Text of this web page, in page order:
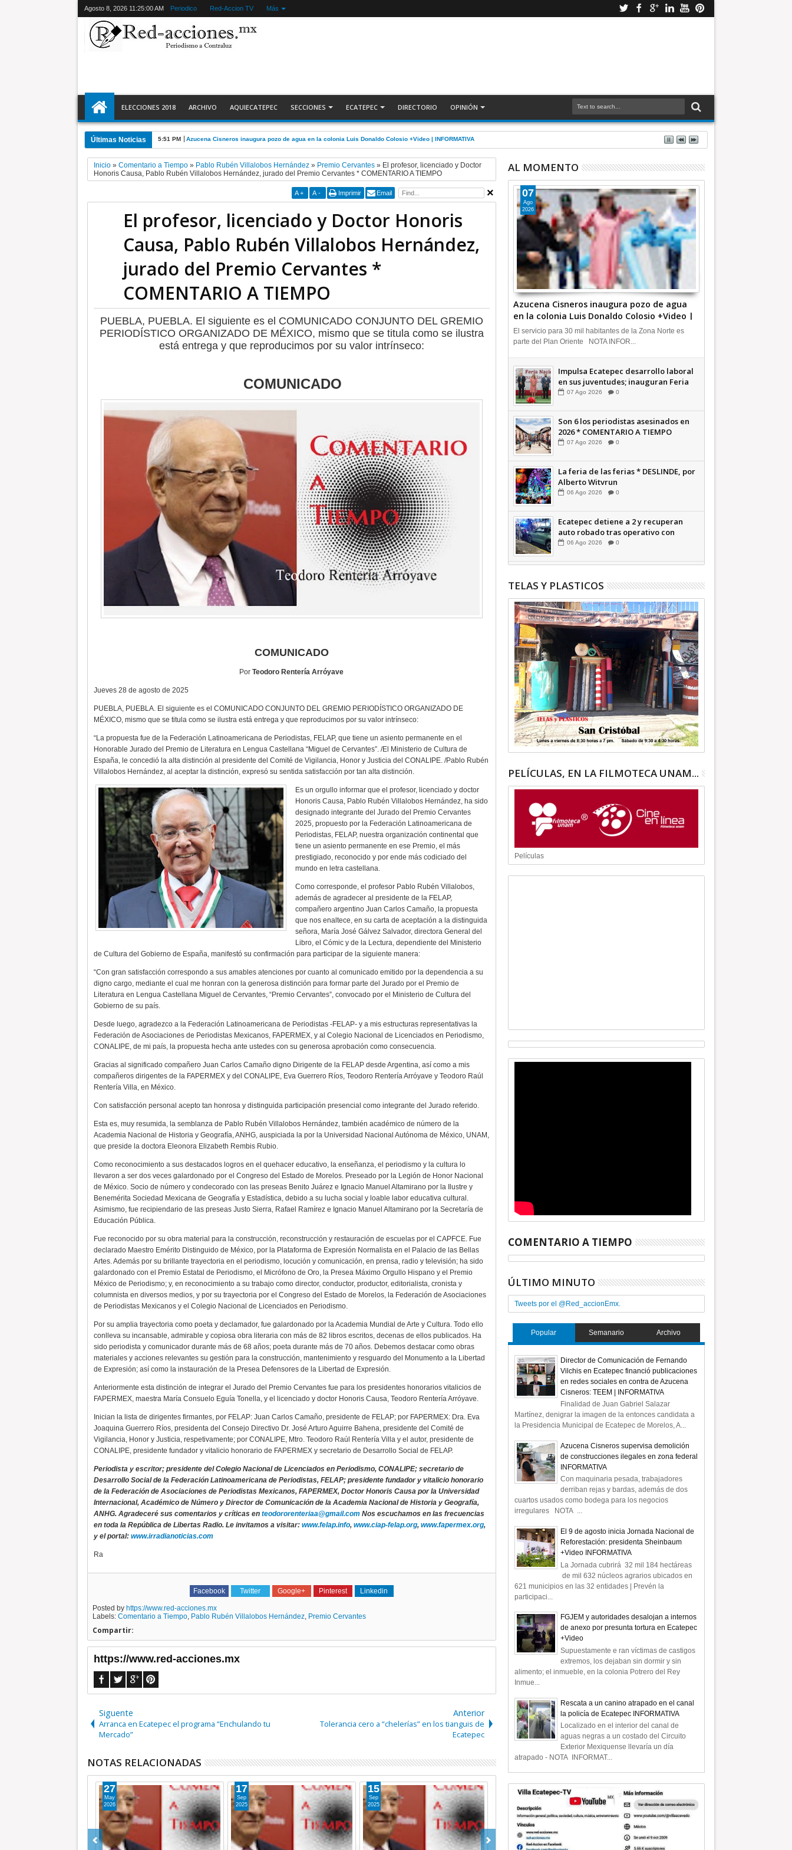
Agosto 8, 2026 11:25:01 AM Periodico Red-Accion TV Más
ELECCIONES 2018 ARCHIVO AQUIECATEPEC SECCIONES ECATEPEC DIRECTORIO OPINIÓN
Últimas Noticias 5:51 PM Azucena Cisneros inaugura pozo de agua en la colonia Luis Donaldo Colosio +Video | INFORMATIVA
Inicio» Comentario a Tiempo» Pablo Rubén Villalobos Hernández» Premio Cervantes» El profesor, licenciado y Doctor
Honoris Causa, Pablo Rubén Villalobos Hernández, jurado del Premio Cervantes * COMENTARIO A TIEMPO
A + A - Imprimir Email
El profesor, licenciado y Doctor Honoris
Causa, Pablo Rubén Villalobos Hernández,
jurado del Premio Cervantes *
COMENTARIO A TIEMPO
PUEBLA, PUEBLA. El siguiente es el COMUNICADO CONJUNTO DEL GREMIO
PERIODÍSTICO ORGANIZADO DE MÉXICO, mismo que se titula como se ilustra
está entrega y que reproducimos por su valor intrínseco:
COMUNICADO
COMUNICADO
PorTeodoro Rentería Arróyave
Jueves 28 de agosto de 2025
PUEBLA, PUEBLA. El siguiente es el COMUNICADO CONJUNTO DEL GREMIO PERIODÍSTICO ORGANIZADO DE
MÉXICO, mismo que se titula como se ilustra está entrega y que reproducimos por su valor intrínseco:
“La propuesta fue de la Federación Latinoamericana de Periodistas, FELAP, que tiene un asiento permanente en el
Honorable Jurado del Premio de Literatura en Lengua Castellana “Miguel de Cervantes”. /El Ministerio de Cultura de
España, le concedió la alta distinción al presidente del Comité de Vigilancia, Honor y Justicia del CONALIPE. /Pablo Rubén
Villalobos Hernández, al aceptar la distinción, expresó su sentida satisfacción por tan alta distinción.
Es un orgullo informar que el profesor, licenciado y doctor
Honoris Causa, Pablo Rubén Villalobos Hernández, ha sido
designado integrante del Jurado del Premio Cervantes
2025, propuesto por la Federación Latinoamericana de
Periodistas, FELAP, nuestra organización continental que
tiene un asiento permanente en ese Premio, el más
prestigiado, reconocido y por ende más codiciado del
mundo en letra castellana.
Como corresponde, el profesor Pablo Rubén Villalobos,
además de agradecer al presidente de la FELAP,
compañero argentino Juan Carlos Camaño, la propuesta
que nos enaltece, en su carta de aceptación a la distinguida
señora, María José Gálvez Salvador, directora General del
Libro, el Cómic y de la Lectura, dependiente del Ministerio
de Cultura del Gobierno de España, manifestó su confirmación para participar de la siguiente manera:
“Con gran satisfacción correspondo a sus amables atenciones por cuanto al comunicado emitido por la dependencia a su
digno cargo, mediante el cual me honran con la generosa distinción para formar parte del Jurado por el Premio de
Literatura en Lengua Castellana Miguel de Cervantes, “Premio Cervantes”, convocado por el Ministerio de Cultura del
Gobierno de su país.
Desde luego, agradezco a la Federación Latinoamericana de Periodistas -FELAP- y a mis estructuras representativas la
Federación de Asociaciones de Periodistas Mexicanos, FAPERMEX, y al Colegio Nacional de Licenciados en Periodismo,
CONALIPE, de mi país, la propuesta hecha ante ustedes con su generosa aprobación como consecuencia.
Gracias al significado compañero Juan Carlos Camaño digno Dirigente de la FELAP desde Argentina, así como a mis
compañeros dirigentes de la FAPERMEX y del CONALIPE, Eva Guerrero Ríos, Teodoro Rentería Arróyave y Teodoro Raúl
Rentería Villa, en México.
Con satisfacción personal acepto tan honrosa y distinguida participación presencial como integrante del Jurado referido.
Esta es, muy resumida, la semblanza de Pablo Rubén Villalobos Hernández, también académico de número de la
Academia Nacional de Historia y Geografía, ANHG, auspiciada la por la Universidad Nacional Autónoma de México, UNAM,
que preside la doctora Eleonora Elizabeth Rembis Rubio.
Como reconocimiento a sus destacados logros en el quehacer educativo, la enseñanza, el periodismo y la cultura lo
llevaron a ser dos veces galardonado por el Congreso del Estado de Morelos. Preseado por la Legión de Honor Nacional
de México. Socio de número y condecorado con las preseas Benito Juárez e Ignacio Manuel Altamirano por la Ilustre y
Benemérita Sociedad Mexicana de Geografía y Estadística, debido a su lucha social y loable labor educativa cultural.
Asimismo, fue recipiendario de las preseas Justo Sierra, Rafael Ramírez e Ignacio Manuel Altamirano por la Secretaría de
Educación Pública.
Fue reconocido por su obra material para la construcción, reconstrucción y restauración de escuelas por el CAPFCE. Fue
declarado Maestro Emérito Distinguido de México, por la Plataforma de Expresión Normalista en el Palacio de las Bellas
Artes. Además por su brillante trayectoria en el periodismo, locución y comunicación, en prensa, radio y televisión; ha sido
galardonado con el Premio Estatal de Periodismo, el Micrófono de Oro, la Presea Máximo Orgullo Hispano y el Premio
México de Periodismo; y, en reconocimiento a su trabajo como director, conductor, productor, editorialista, cronista y
columnista en diversos medios, y por su trayectoria por el Congreso del Estado de Morelos, la Federación de Asociaciones
de Periodistas Mexicanos y el Colegio Nacional de Licenciados en Periodismo.
Por su amplia trayectoria como poeta y declamador, fue galardonado por la Academia Mundial de Arte y Cultura. Todo ello
conlleva su incansable, admirable y copiosa obra literaria con más de 82 libros escritos, decenas de ellos publicados. Ha
sido periodista y comunicador durante más de 68 años; poeta durante más de 70 años. Debemos destacar como obras
materiales y acciones relevantes su gestión para la construcción, mantenimiento y resguardo del Monumento a la Libertad
de Expresión; así como la instauración de la Presea Defensores de la Libertad de Expresión.
Anteriormente esta distinción de integrar el Jurado del Premio Cervantes fue para los presidentes honorarios vitalicios de
FAPERMEX, maestra María Consuelo Eguía Tonella, y el licenciado y doctor Honoris Causa, Teodoro Rentería Arróyave.
Inician la lista de dirigentes firmantes, por FELAP: Juan Carlos Camaño, presidente de FELAP; por FAPERMEX: Dra. Eva
Joaquina Guerrero Ríos, presidenta del Consejo Directivo Dr. José Arturo Aguirre Bahena, presidente del Comité de
Vigilancia, Honor y Justicia, respetivamente; por CONALIPE, Mtro. Teodoro Raúl Rentería Villa y el autor, presidente de
CONALIPE, presidente fundador y vitalicio honorario de FAPERMEX y secretario de Desarrollo Social de FELAP.
Periodista y escritor; presidente del Colegio Nacional de Licenciados en Periodismo, CONALIPE; secretario de
Desarrollo Social de la Federación Latinoamericana de Periodistas, FELAP; presidente fundador y vitalicio honorario
de la Federación de Asociaciones de Periodistas Mexicanos, FAPERMEX, Doctor Honoris Causa por la Universidad
Internacional, Académico de Número y Director de Comunicación de la Academia Nacional de Historia y Geografía,
ANHG. Agradeceré sus comentarios y críticas en teodororenteriaa@gmail.comNos escuchamos en las frecuencias
en toda la República de Libertas Radio. Le invitamos a visitar: www.felap.info, www.ciap-felap.org, www.fapermex.org,
y el portal: www.irradianoticias.com
Ra
Facebook Twitter Google+ Pinterest Linkedin
Posted by https://www.red-acciones.mx
Labels: Comentario a Tiempo, Pablo Rubén Villalobos Hernández, Premio Cervantes
Compartir:
https://www.red-acciones.mx
Siguente
Arranca en Ecatepec el programa “Enchulando tu
Mercado”
Anterior
Tolerancia cero a “chelerías” en los tianguis de
Ecatepec
NOTAS RELACIONADAS
15
Sep
2025
12
Sep
2025
11
Sep
2025
AL MOMENTO
Azucena Cisneros inaugura pozo de agua
en la colonia Luis Donaldo Colosio +Video |
INFORMATIVA
07
Ago
2026
El servicio para 30 mil habitantes de la Zona Norte es
parte del Plan Oriente NOTA INFOR...
Impulsa Ecatepec desarrollo laboral
en sus juventudes; inauguran Feria
de Empleo y Emprendedores 2026
07 Ago 2026 0
Son 6 los periodistas asesinados en
2026 * COMENTARIO A TIEMPO
07 Ago 2026 0
La feria de las ferias * DESLINDE, por
Alberto Witvrun
06 Ago 2026 0
Ecatepec detiene a 2 y recuperan
auto robado tras operativo con
Tecámac +Video | INFORMATIVA
06 Ago 2026 0
TELAS Y PLASTICOS
PELÍCULAS, EN LA FILMOTECA UNAM...
Películas
COMENTARIO A TIEMPO
ÚLTIMO MINUTO
Tweets por el @Red_accionEmx.
Popular Semanario Archivo
Director de Comunicación de Fernando
Vilchis en Ecatepec financió publicaciones
en redes sociales en contra de Azucena
Cisneros: TEEM | INFORMATIVA
Finalidad de Juan Gabriel Salazar
Martínez, denigrar la imagen de la entonces candidata a
la Presidencia Municipal de Ecatepec de Morelos, A...
Azucena Cisneros supervisa demolición
de construcciones ilegales en zona federal
INFORMATIVA
Con maquinaria pesada, trabajadores
derriban rejas y bardas, además de dos
cuartos usados como bodega para los negocios
irregulares NOTA ...
El 9 de agosto inicia Jornada Nacional de
Reforestación: presidenta Sheinbaum
+Video INFORMATIVA
La Jornada cubrirá 32 mil 184 hectáreas
de mil 632 núcleos agrarios ubicados en
621 municipios en las 32 entidades | Prevén la
participaci...
FGJEM y autoridades desalojan a internos
de anexo por presunta tortura en Ecatepec
+Video
Supuestamente e ran víctimas de castigos
extremos, los dejaban sin dormir y sin
alimento; el inmueble, en la colonia Potrero del Rey
Inmue...
Rescata a un canino atrapado en el canal
la policía de Ecatepec INFORMATIVA
Localizado en el interior del canal de
aguas negras a un costado del Circuito
Exterior Mexiquense llevaría un día
atrapado - NOTA INFORMAT...